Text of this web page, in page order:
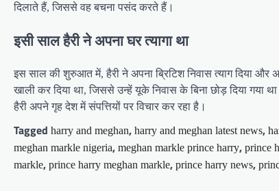
दिलाते हैं, जिससे वह बचना पसंद करते हैं।
इसी साल हैरी ने अपना घर त्यागा था
इस साल की शुरुआत में, हैरी ने अपना ब्रिटिश निवास त्याग दिया और
खाली कर दिया था, जिससे उन्हें यूके निवास के बिना छोड़ दिया गया
हैरी अपने गृह देश में संपत्तियों पर विचार कर रहा है।
Tagged harry and meghan, harry and meghan latest news,
meghan markle nigeria, meghan markle prince harry, prince
markle, prince harry meghan markle, prince harry news,